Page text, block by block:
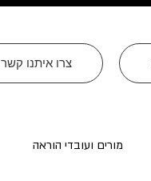
צרו איתנו קשר
מורים ועובדי הוראה